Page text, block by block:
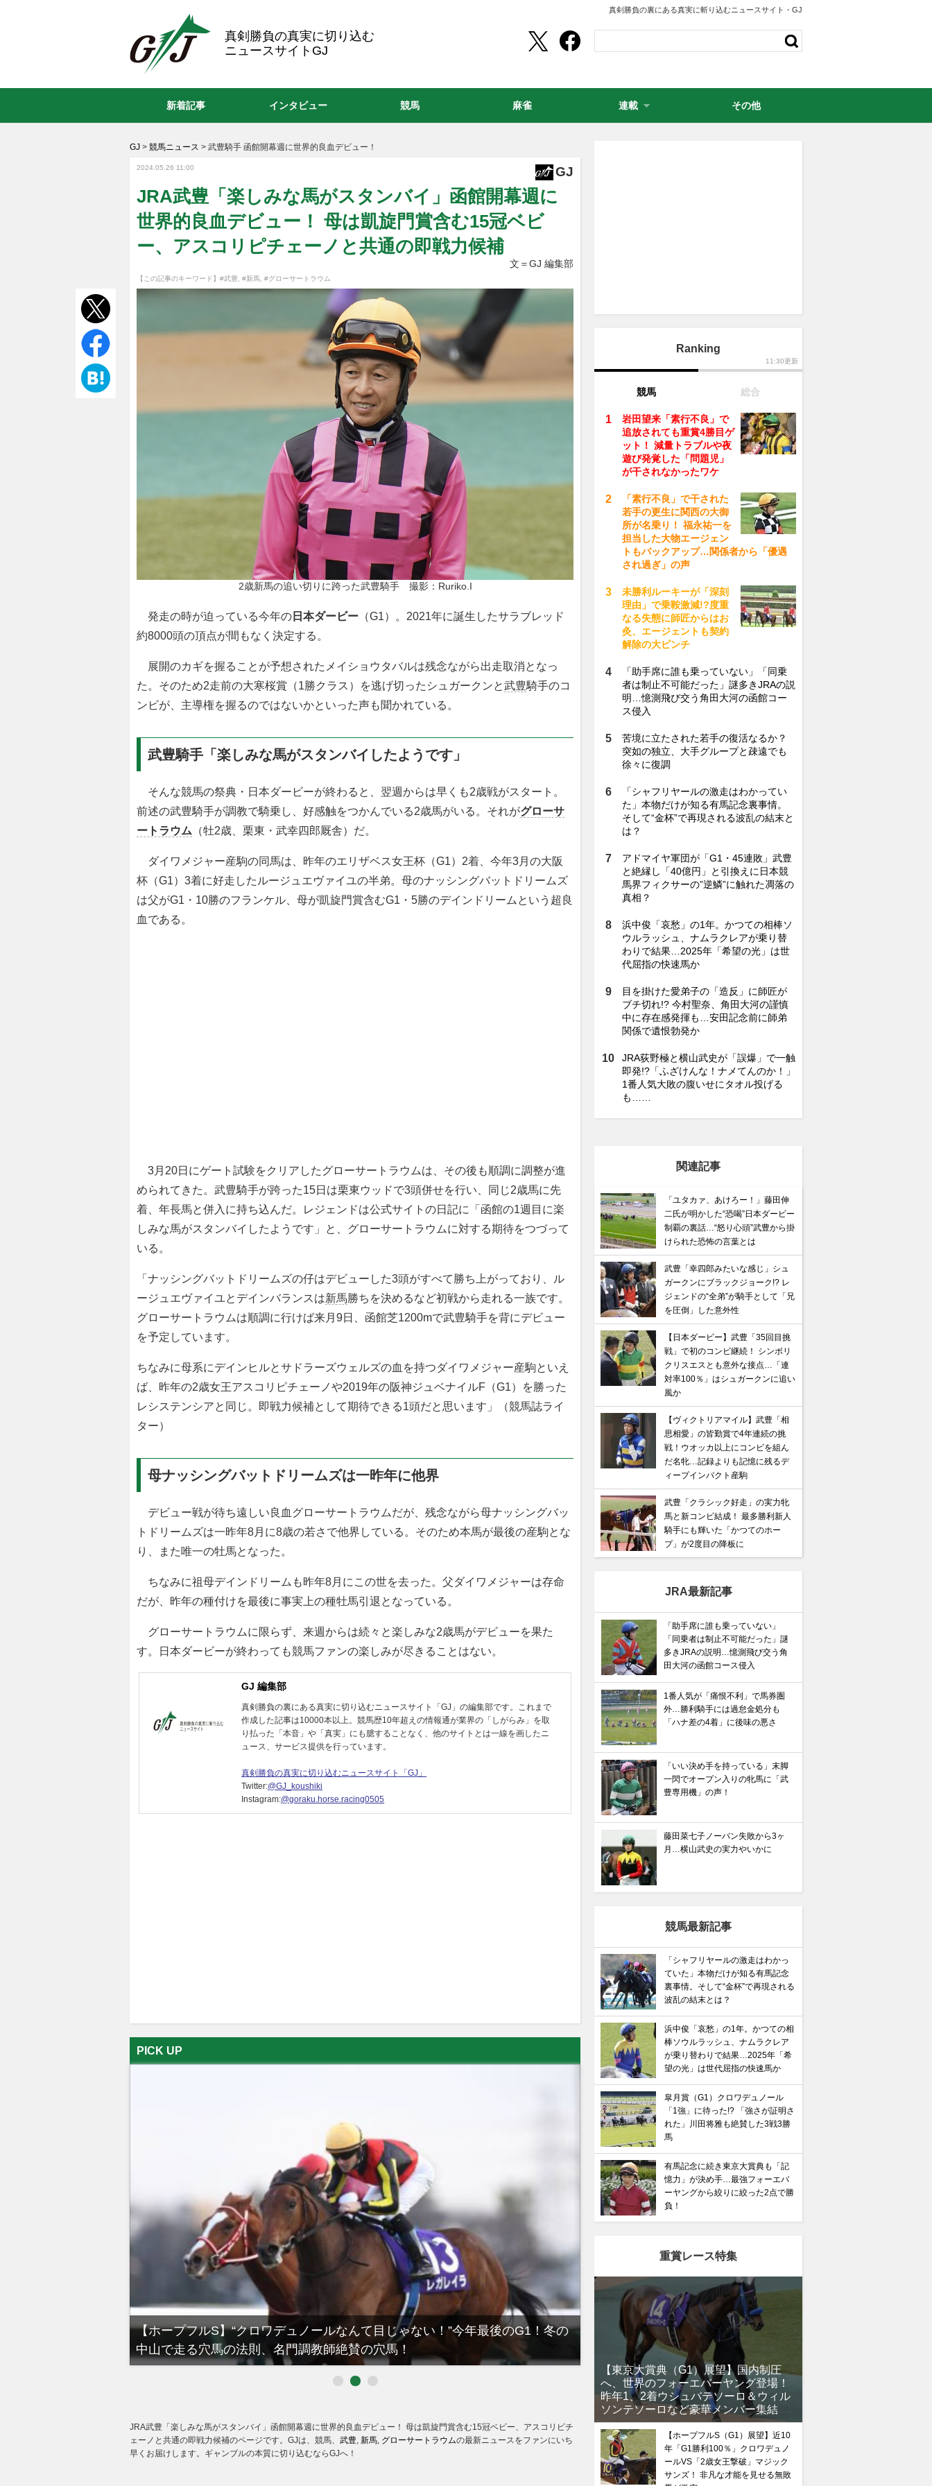
真剣勝負の裏にある真実に斬り込むニュースサイト・GJ
真剣勝負の真実に切り込む
ニュースサイトGJ
GJ > 競馬ニュース > 武豊騎手 函館開幕週に世界的良血デビュー！
2024.05.26 11:00 GJ
JRA武豊「楽しみな馬がスタンバイ」函館開幕週に
世界的良血デビュー！ 母は凱旋門賞含む15冠ベビ
ー、アスコリピチェーノと共通の即戦力候補
文＝GJ 編集部
【この記事のキーワード】 #武豊 #新馬 #グローサートラウム
2歳新馬の追い切りに跨った武豊騎手　撮影：Ruriko.I
発走の時が迫っている今年の 日本ダービー （G1）。2021年に誕生したサラブレッド
約8000頭の頂点が間もなく決定する。
展開のカギを握ることが予想されたメイショウタバルは残念ながら出走取消となっ
た。そのため2走前の大寒桜賞（1勝クラス）を逃げ切ったシュガークンと武豊騎手のコ
ンビが、主導権を握るのではないかといった声も聞かれている。
武豊騎手「楽しみな馬がスタンバイしたようです」
そんな競馬の祭典・日本ダービーが終わると、翌週からは早くも2歳戦がスタート。
前述の武豊騎手が調教で騎乗し、好感触をつかんでいる2歳馬がいる。それがグローサ
ートラウム （牡2歳、栗東・武幸四郎厩舎）だ。
ダイワメジャー産駒の同馬は、昨年のエリザベス女王杯（G1）2着、今年3月の大阪
杯（G1）3着に好走したルージュエヴァイユの半弟。母のナッシングバットドリームズ
は父がG1・10勝のフランケル、母が凱旋門賞含むG1・5勝のデインドリームという超良
血である。
3月20日にゲート試験をクリアしたグローサートラウムは、その後も順調に調整が進
められてきた。武豊騎手が跨った15日は栗東ウッドで3頭併せを行い、同じ2歳馬に先
着、年長馬と併入に持ち込んだ。レジェンドは公式サイトの日記に「函館の1週目に楽
しみな馬がスタンバイしたようです」と、グローサートラウムに対する期待をつづって
いる。
「ナッシングバットドリームズの仔はデビューした3頭がすべて勝ち上がっており、ル
ージュエヴァイユとデインバランスは新馬勝ちを決めるなど初戦から走れる一族です。
グローサートラウムは順調に行けば来月9日、函館芝1200mで武豊騎手を背にデビュー
を予定しています。
ちなみに母系にデインヒルとサドラーズウェルズの血を持つダイワメジャー産駒といえ
ば、昨年の2歳女王アスコリピチェーノや2019年の阪神ジュベナイルF（G1）を勝った
レシステンシアと同じ。即戦力候補として期待できる1頭だと思います」（競馬誌ライ
ター）
母ナッシングバットドリームズは一昨年に他界
デビュー戦が待ち遠しい良血グローサートラウムだが、残念ながら母ナッシングバッ
トドリームズは一昨年8月に8歳の若さで他界している。そのため本馬が最後の産駒とな
り、また唯一の牡馬となった。
ちなみに祖母デインドリームも昨年8月にこの世を去った。父ダイワメジャーは存命
だが、昨年の種付けを最後に事実上の種牡馬引退となっている。
グローサートラウムに限らず、来週からは続々と楽しみな2歳馬がデビューを果た
す。日本ダービーが終わっても競馬ファンの楽しみが尽きることはない。
GJ 編集部
真剣勝負の裏にある真実に切り込むニュースサイト「GJ」の編集部です。これまで
作成した記事は10000本以上。競馬歴10年超えの情報通が業界の「しがらみ」を取
り払った「本音」や「真実」にも臆することなく、他のサイトとは一線を画したニ
ュース、サービス提供を行っています。
真剣勝負の真実に切り込むニュースサイト「GJ」
Twitter:@GJ_koushiki
Instagram:@goraku.horse.racing0505
PICK UP
【ホープフルS】“クロワデュノールなんて目じゃない！”今年最後のG1！冬の
中山で走る穴馬の法則、名門調教師絶賛の穴馬！
【有馬記念】武豊×ドウデュースを逆転できる候補3頭！と絶
るべき“隠れ穴馬！”
JRA武豊「楽しみな馬がスタンバイ」函館開幕週に世界的良血デビュー！ 母は凱旋門賞含む15冠ベビー、アスコリピチ
ェーノと共通の即戦力候補のページです。GJは、競馬、 武豊 新馬 グローサートラウムの最新ニュースをファンにいち
早くお届けします。ギャンブルの本質に切り込むならGJへ！
Ranking
11:30更新
競馬 総合
岩田望来「素行不良」で
追放されても重賞4勝目ゲ
ット！ 減量トラブルや夜
遊び発覚した「問題児」
が干されなかったワケ
「素行不良」で干された
若手の更生に関西の大御
所が名乗り！ 福永祐一を
担当した大物エージェン
トもバックアップ…関係者から「優遇
され過ぎ」の声
未勝利ルーキーが「深刻
理由」で乗鞍激減!?度重
なる失態に師匠からはお
灸、エージェントも契約
解除の大ピンチ
「助手席に誰も乗っていない」「同乗
者は制止不可能だった」謎多きJRAの説
明…憶測飛び交う角田大河の函館コー
ス侵入
苦境に立たされた若手の復活なるか？
突如の独立、大手グループと疎遠でも
徐々に復調
「シャフリヤールの激走はわかってい
た」本物だけが知る有馬記念裏事情。
そして“金杯”で再現される波乱の結末と
は？
アドマイヤ軍団が「G1・45連敗」武豊
と絶縁し「40億円」と引換えに日本競
馬界フィクサーの”逆鱗”に触れた凋落の
真相？
浜中俊「哀愁」の1年。かつての相棒ソ
ウルラッシュ、ナムラクレアが乗り替
わりで結果…2025年「希望の光」は世
代屈指の快速馬か
目を掛けた愛弟子の「造反」に師匠が
ブチ切れ!? 今村聖奈、角田大河の謹慎
中に存在感発揮も…安田記念前に師弟
関係で遺恨勃発か
JRA荻野極と横山武史が「誤爆」で一触
即発!?「ふざけんな！ナメてんのか！」
1番人気大敗の腹いせにタオル投げる
も……
関連記事
「ユタカァ、あけろー！」藤田伸
二氏が明かした“恐喝”日本ダービー
制覇の裏話…“怒り心頭”武豊から掛
けられた恐怖の言葉とは
武豊「幸四郎みたいな感じ」シュ
ガークンにブラックジョーク!? レ
ジェンドの“全弟”が騎手として「兄
を圧倒」した意外性
【日本ダービー】武豊「35回目挑
戦」で初のコンビ継続！ シンボリ
クリスエスとも意外な接点…「連
対率100％」はシュガークンに追い
風か
【ヴィクトリアマイル】武豊「相
思相愛」の皆勤賞で4年連続の挑
戦！ウオッカ以上にコンビを組ん
だ名牝…記録よりも記憶に残るデ
ィープインパクト産駒
武豊「クラシック好走」の実力牝
馬と新コンビ結成！ 最多勝利新人
騎手にも輝いた「かつてのホー
プ」が2度目の降板に
JRA最新記事
「助手席に誰も乗っていない」
「同乗者は制止不可能だった」謎
多きJRAの説明…憶測飛び交う角
田大河の函館コース侵入
1番人気が「痛恨不利」で馬券圏
外…勝利騎手には過怠金処分も
「ハナ差の4着」に後味の悪さ
「いい決め手を持っている」末脚
一閃でオープン入りの牝馬に「武
豊専用機」の声！
藤田菜七子ノーバン失敗から3ヶ
月…横山武史の実力やいかに
競馬最新記事
「シャフリヤールの激走はわかっ
ていた」本物だけが知る有馬記念
裏事情。そして“金杯”で再現される
波乱の結末とは？
浜中俊「哀愁」の1年。かつての相
棒ソウルラッシュ、ナムラクレア
が乗り替わりで結果…2025年「希
望の光」は世代屈指の快速馬か
皐月賞（G1）クロワデュノール
「1強」に待った!? 「強さが証明さ
れた」川田将雅も絶賛した3戦3勝
馬
有馬記念に続き東京大賞典も「記
憶力」が決め手…最強フォーエバ
ーヤングから絞りに絞った2点で勝
負！
重賞レース特集
【東京大賞典（G1）展望】国内制圧
へ、世界のフォーエバーヤング登場！
昨年1、2着ウシュバテソーロ＆ウィル
ソンテソーロなど豪華メンバー集結
【ホープフルS（G1）展望】近10
年「G1勝利100％」クロワデュノ
ールVS「2歳女王撃破」マジック
サンズ！ 非凡な才能を見せる無敗
新着記事 インタビュー 競馬 麻雀 連載 その他